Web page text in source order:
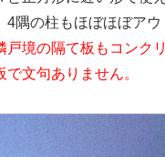
4隅の柱もほぼほぼア
戸境の隔て板もコンク
文句ありません。